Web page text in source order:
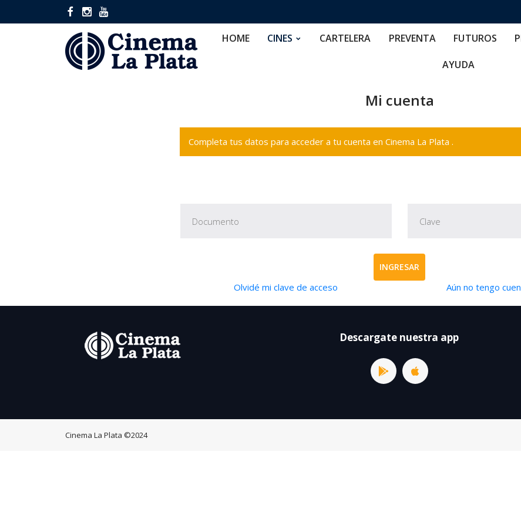
HOME CINES CARTELERA PREVENTA FUTUROS
AYUDA
Mi cuenta
Completa tus datos para acceder a tu cuenta en Cinema La Plata .
INGRESAR
Olvidé mi clave de acceso Aún no tengo
Descargate nuestra app
Cinema La Plata ©2024